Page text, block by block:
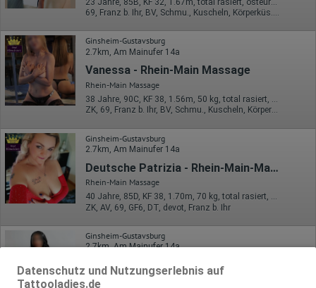
Datenschutz und Nutzungserlebnis auf
Tattooladies.de
69, Franz b. Ihr, BV, Schmu., Kuscheln, Körperküs., ZAp, KBa
Ginsheim-Gustavsburg
2.7km, Am Mainufer 14a
Vanessa - Rhein-Main Massage
Rhein-Main Massage
38 Jahre, 90C, KF 38, 1.56m, 50 kg, total rasiert, Latina
ZK, 69, Franz b. Ihr, BV, Schmu., Kuscheln, Körperküs., AV b. Ihm
Ginsheim-Gustavsburg
2.7km, Am Mainufer 14a
Deutsche Patrizia - Rhein-Main-Massage
Rhein-Main Massage
40 Jahre, 85D, KF 38, 1.70m, 70 kg, total rasiert, deutsch
ZK, AV, 69, GF6, DT, devot, Franz b. Ihr
Ginsheim-Gustavsburg
2.7km, Am Mainufer 14a
Pilar - Rhein-Main Massage
Rhein-Main Massage